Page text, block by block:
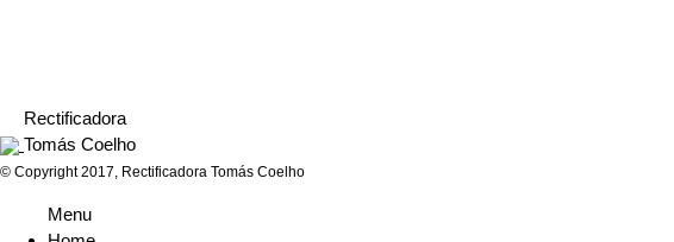
Rectificadora
Tomás Coelho
© Copyright 2017, Rectificadora Tomás Coelho
Menu